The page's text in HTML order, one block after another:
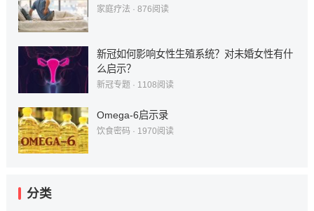
家庭疗法 · 876阅读
新冠如何影响女性生殖系统？对未婚女性有什
么启示？
新冠专题 · 1108阅读
Omega-6启示录
饮食密码 · 1970阅读
分类